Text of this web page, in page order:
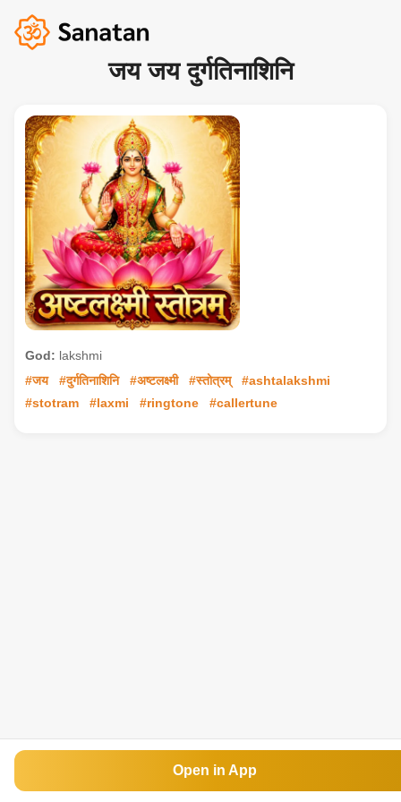
जय जय दुर्गतिनाशिनि
God: lakshmi
#जय
#दुर्गतिनाशिनि #अष्टलक्ष्मी #स्तोत्रम्
#ashtalakshmi
#stotram
#laxmi #ringtone #callertune
Open in App